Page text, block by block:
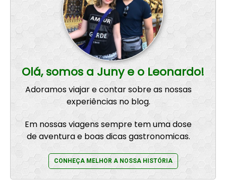
Olá, somos a Juny e o Leonardo!
Adoramos viajar e contar sobre as nossas
experiências no blog.
Em nossas viagens sempre tem uma dose
de aventura e boas dicas gastronomicas.
CONHEÇA MELHOR A NOSSA HISTÓRIA